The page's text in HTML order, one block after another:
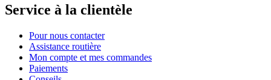
Service à la clientèle
Pour nous contacter
Assistance routière
Mon compte et mes commandes
Paiements